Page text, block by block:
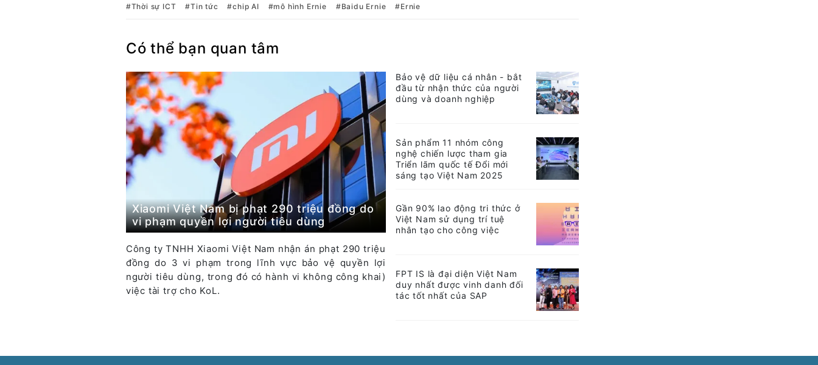
Thời sự ICT Tin tức chip AI mô hình Ernie Baidu Ernie Ernie
Có thể bạn quan tâm
Xiaomi Việt Nam bị phạt 290 triệu đồng do
vi phạm quyền lợi người tiêu dùng
Công ty TNHH Xiaomi Việt Nam nhận án phạt 290 triệu
đồng do 3 vi phạm trong lĩnh vực bảo vệ quyền lợi
người tiêu dùng, trong đó có hành vi không công khai)
việc tài trợ cho KoL.
Bảo vệ dữ liệu cá nhân - bắt
đầu từ nhận thức của người
dùng và doanh nghiệp
Sản phẩm 11 nhóm công
nghệ chiến lược tham gia
Triển lãm quốc tế Đổi mới
sáng tạo Việt Nam 2025
Gần 90% lao động tri thức ở
Việt Nam sử dụng trí tuệ
nhân tạo cho công việc
FPT IS là đại diện Việt Nam
duy nhất được vinh danh đối
tác tốt nhất của SAP